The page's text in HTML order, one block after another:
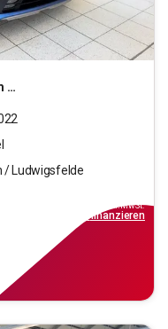
/ Ludwigsfelde
inkl.MwSt.
finanzieren